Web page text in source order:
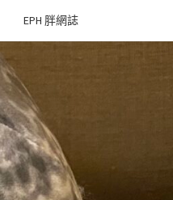
EPH 胖網誌